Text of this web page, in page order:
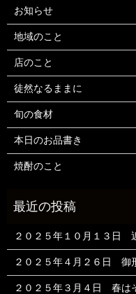
お知らせ
地域のこと
店のこと
徒然なるままに
旬の食材
本日のお品書き
焼酎のこと
２０２５年１０月１３日
２０２５年４月２６日
２０２５年３月４日 春は